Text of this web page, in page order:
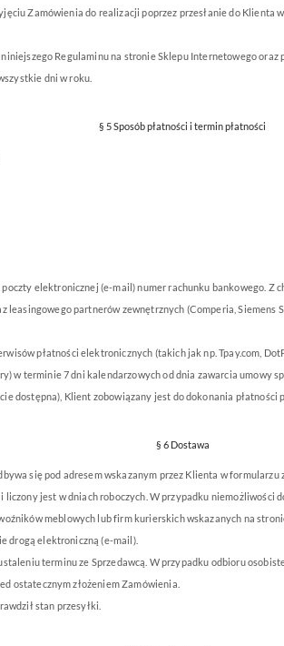
Zamówienia do realizacji poprzez przesłanie do Klienta
Regulaminu na stronie Sklepu Internetowego
dni w roku.
§ 5 Sposób płatności i termin płatności
elektronicznej (e-mail) numer rachunku bankowego. Z
partnerów zewnętrznych (Comperia,
płatności elektronicznych (takich jak np. Tpay.com,
w terminie 7 dni kalendarzowych od dnia zawarcia umowy
dostępna), Klient zobowiązany jest do dokonania płatności
§ 6 Dostawa
się pod adresem wskazanym przez Klienta w formularzu
jest w dniach roboczych. W przypadku
meblowych lub firm kurierskich wskazanych na
drogą elektroniczną (e-mail).
terminu ze Sprzedawcą. W przypadku odbioru
ostatecznym złożeniem Zamówienia.
stan przesyłki.